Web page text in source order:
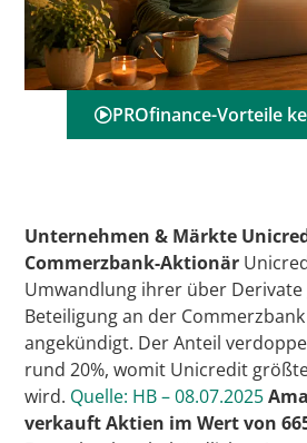
PROfinance-Vorteile
Unternehmen & Märkte
Commerzbank-Aktionär
Umwandlung ihrer über Derivate
Beteiligung an der
angekündigt. Der Anteil
rund 20%, womit Unicredit
wird. Quelle: HB – 08.07.2025
verkauft Aktien im Wert von